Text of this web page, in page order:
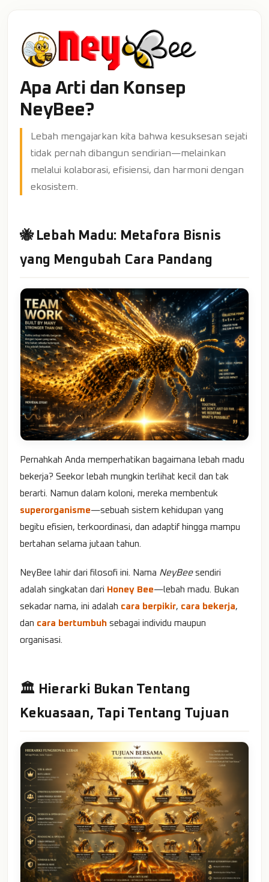
Apa Arti dan Konsep
NeyBee?
Lebah mengajarkan kita bahwa kesuksesan sejati
tidak pernah dibangun sendirian—melainkan
melalui kolaborasi, efisiensi, dan harmoni dengan
ekosistem.
🐝 Lebah Madu: Metafora Bisnis
yang Mengubah Cara Pandang
Pernahkah Anda memperhatikan bagaimana lebah madu
bekerja? Seekor lebah mungkin terlihat kecil dan tak
berarti. Namun dalam koloni, mereka membentuk
superorganisme—sebuah sistem kehidupan yang
begitu efisien, terkoordinasi, dan adaptif hingga mampu
bertahan selama jutaan tahun.
NeyBee lahir dari filosofi ini. Nama NeyBeesendiri
adalah singkatan dari Honey Bee—lebah madu. Bukan
sekadar nama, ini adalah cara berpikir, cara bekerja,
dan cara bertumbuh sebagai individu maupun
organisasi.
🏛️ Hierarki Bukan Tentang
Kekuasaan, Tapi Tentang Tujuan